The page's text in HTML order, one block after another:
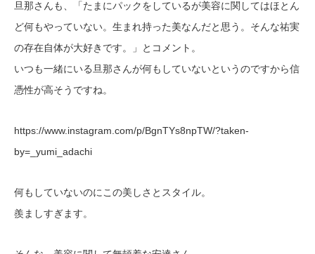
旦那さんも、「たまにパックをしているが美容に関してはほとん
ど何もやっていない。生まれ持った美なんだと思う。そんな祐実
の存在自体が大好きです。」とコメント。
いつも一緒にいる旦那さんが何もしていないというのですから信
憑性が高そうですね。
https://www.instagram.com/p/BgnTYs8npTW/?taken-
by=_yumi_adachi
何もしていないのにこの美しさとスタイル。
羨ましすぎます。